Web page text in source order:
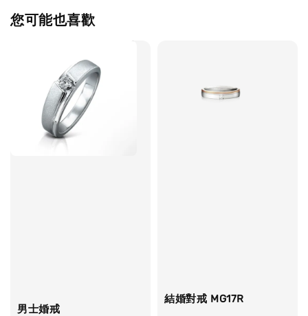
您可能也喜歡
男士婚戒
結婚對戒 MG17R